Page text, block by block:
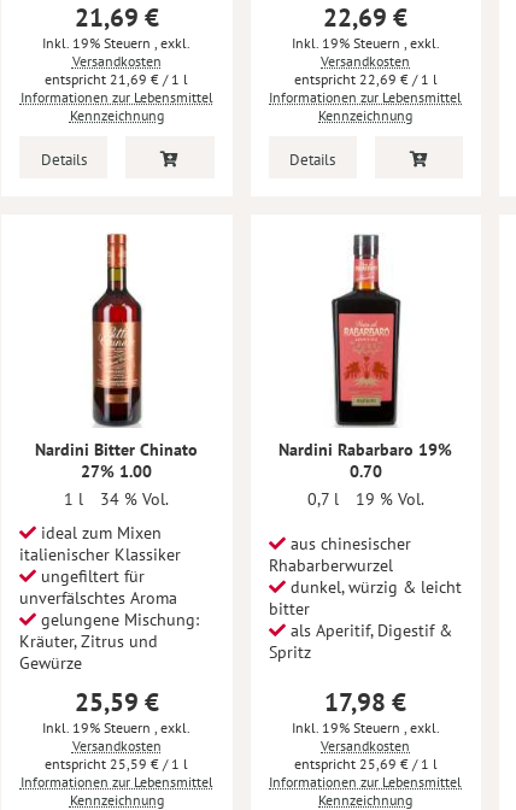
21,69 €
Inkl. 19% Steuern, exkl.
Versandkosten
21,69 € / 1 l
Informationen zur Lebensmittel
Kennzeichnung
Details
22,69 €
Inkl. 19% Steuern , exkl.
Versandkosten
22,69 €/ 1 l
Informationen zur Lebensmittel
Kennzeichnung
Details
Nardini Bitter Chinato
27% 1.00
1 l
34 % Vol.
ideal zum Mixen
italienischer Klassiker
ungefiltert für
unverfälschtes Aroma
gelungene Mischung:
Kräuter, Zitrus und
Gewürze
25,59 €
Inkl. 19% Steuern
exkl.
Versandkosten
25,59 € / 1 l
Informationen zur Lebensmittel
Kennzeichnung
Nardini Rabarbaro 19%
0.70
0,7 l
19 % Vol.
aus chinesischer
Rhabarberwurzel
dunkel, würzig & leicht
bitter
als Aperitif, Digestif &
Spritz
17,98 €
Inkl. 19% Steuern exkl.
Versandkosten
25,69 € / 1 l
Informationen zur Lebensmittel
Kennzeichnung